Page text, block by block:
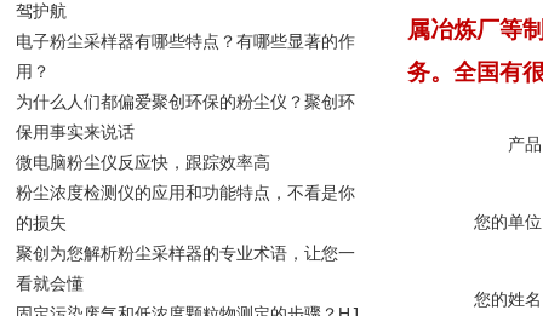
属冶炼厂等
务。全国有
产
您的单
您的姓
驾护航
电子粉尘采样器有哪些特点？有哪些显著的作
用？
为什么人们都偏爱聚创环保的粉尘仪？聚创环
保用事实来说话
微电脑粉尘仪反应快，跟踪效率高
粉尘浓度检测仪的应用和功能特点，不看是你
的损失
聚创为您解析粉尘采样器的专业术语，让您一
看就会懂